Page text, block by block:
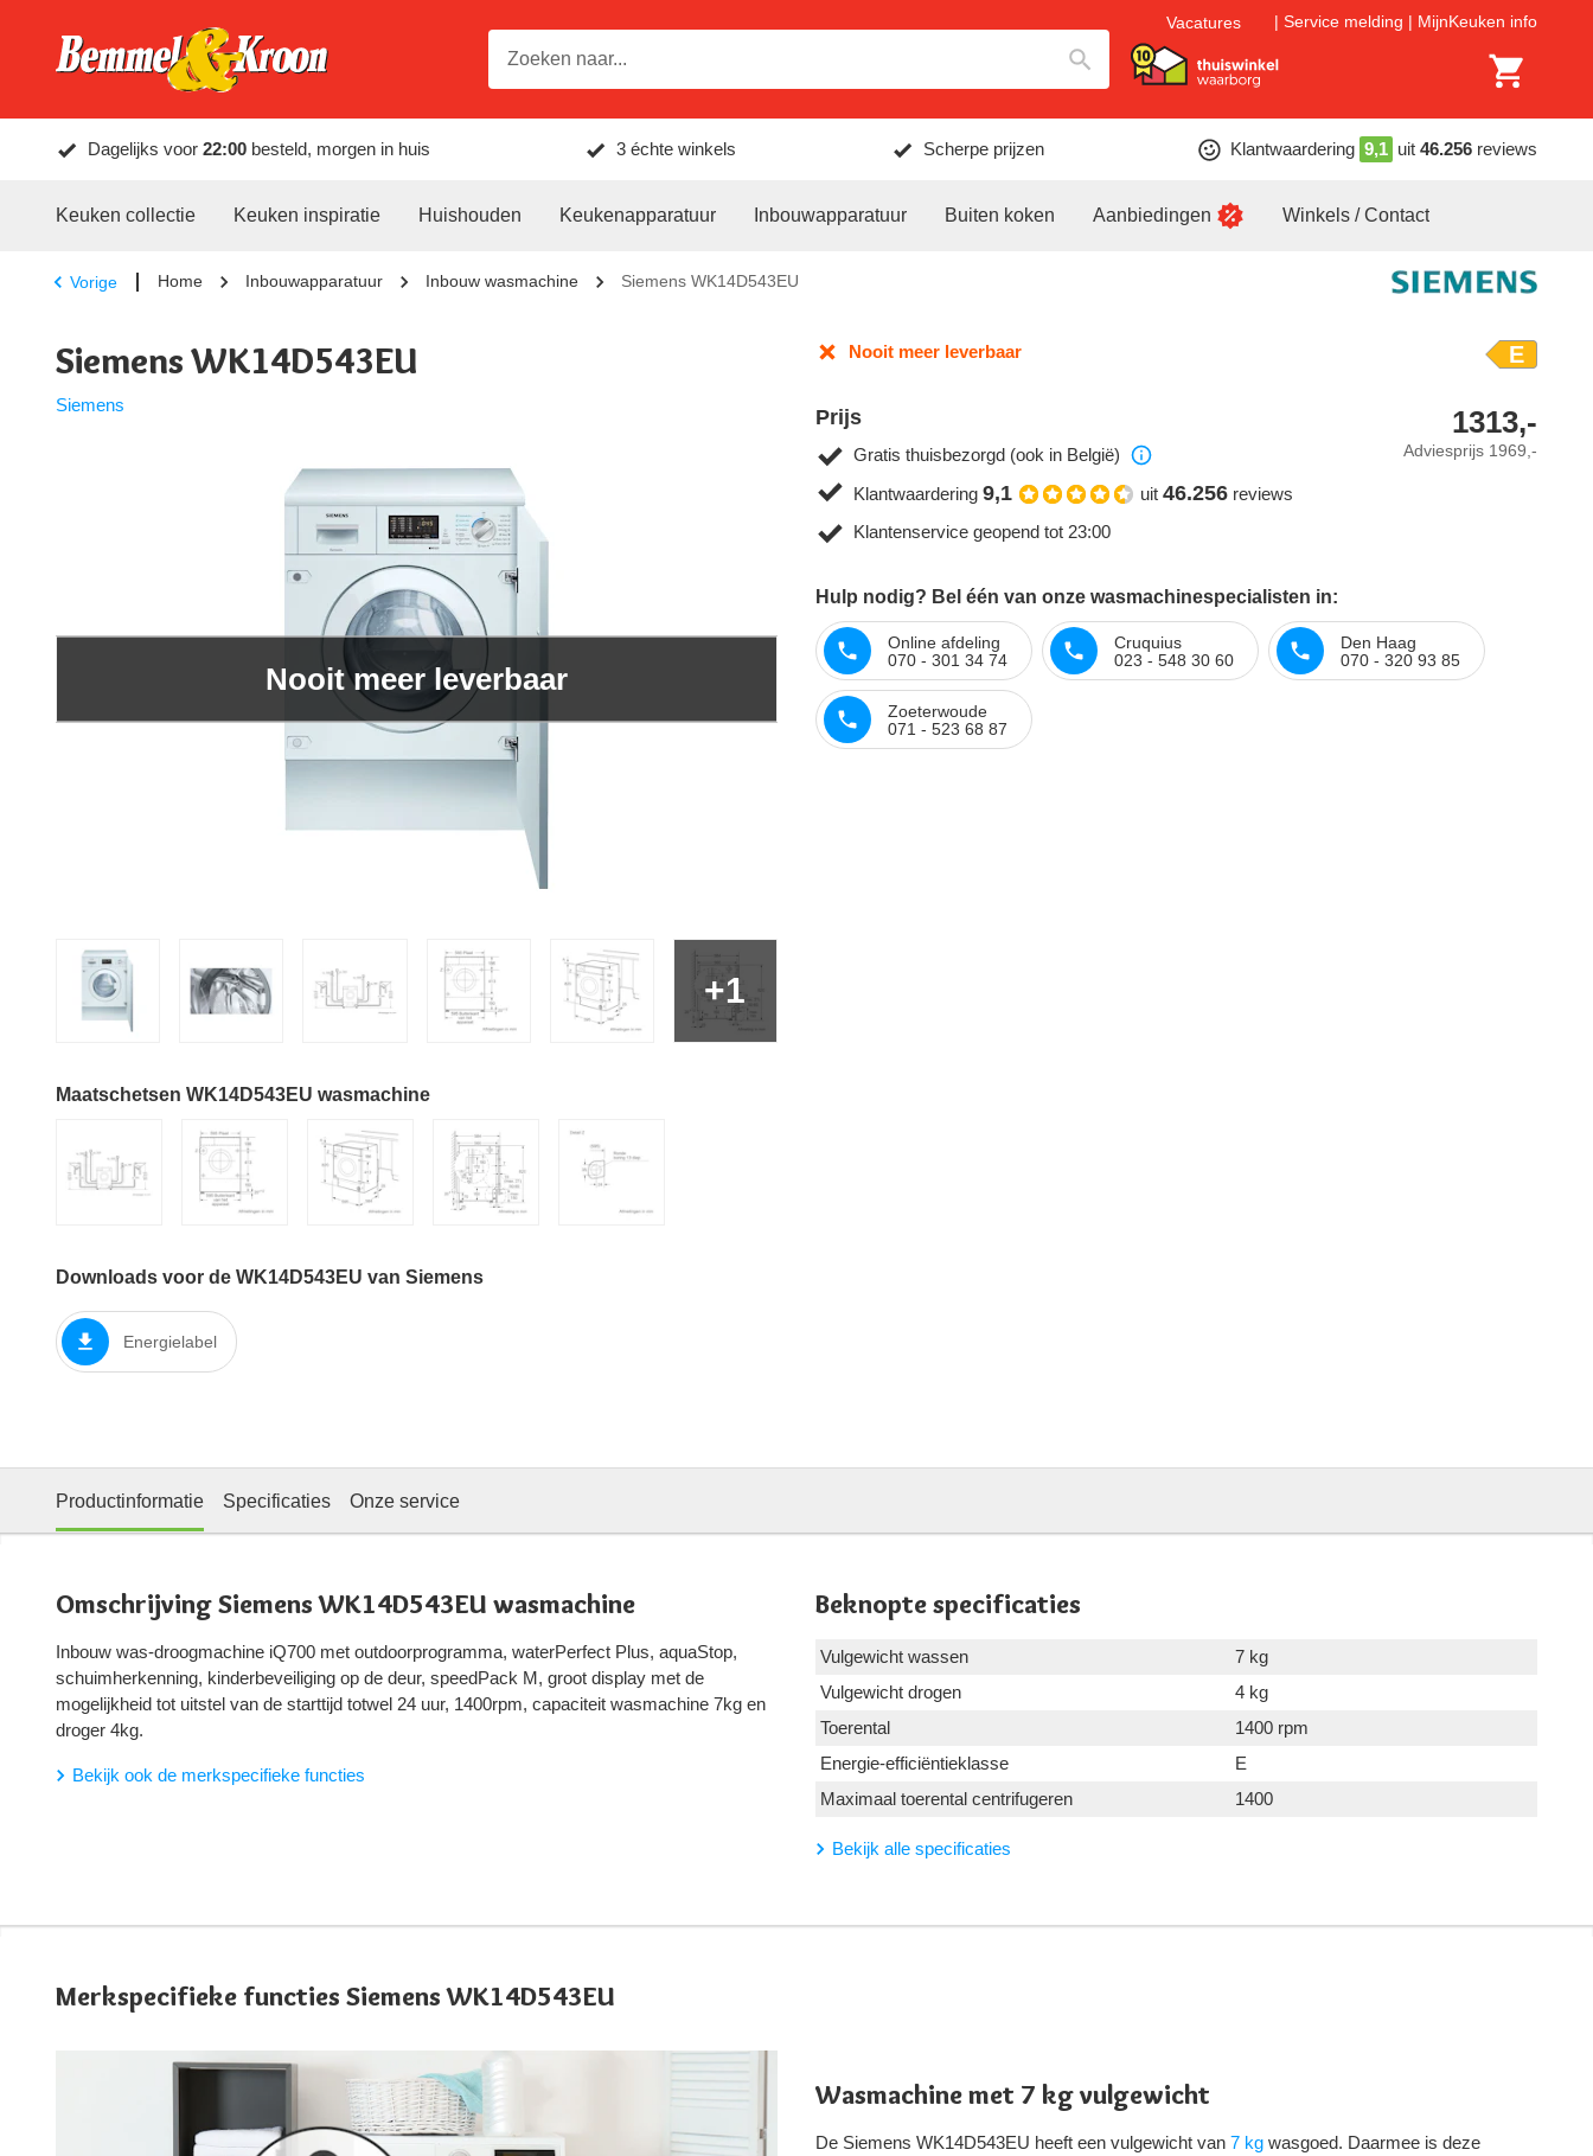
Vacatures Service melding MijnKeuken info
Dagelijks voor 22:00 besteld, morgen in huis 3 échte winkels Scherpe prijzen Klantwaardering 9,1 uit 46.256 reviews
Keuken collectie Keuken inspiratie Huishouden Keukenapparatuur Inbouwapparatuur Buiten koken Aanbiedingen Winkels / Contact
Vorige Home Inbouwapparatuur Inbouw wasmachine Siemens WK14D543EU
Siemens WK14D543EU
Siemens
+1
Nooit meer leverbaar
Maatschetsen WK14D543EU wasmachine
Downloads voor de WK14D543EU van Siemens
Energielabel
Nooit meer leverbaar E
Prijs
Adviesprijs 1969,-
1313,-
Gratis thuisbezorgd (ook in België)
Klantwaardering 9,1 uit 46.256 reviews
Klantenservice geopend tot 23:00
Hulp nodig? Bel één van onze wasmachinespecialisten in:
Online afdeling
070 - 301 34 74
Cruquius
023 - 548 30 60
Den Haag
070 - 320 93 85
Zoeterwoude
071 - 523 68 87
Productinformatie Specificaties Onze service
Omschrijving Siemens WK14D543EU wasmachine
Inbouw was-droogmachine iQ700 met outdoorprogramma, waterPerfect Plus, aquaStop,
schuimherkenning, kinderbeveiliging op de deur, speedPack M, groot display met de
mogelijkheid tot uitstel van de starttijd totwel 24 uur, 1400rpm, capaciteit wasmachine 7kg en
droger 4kg.
Bekijk ook de merkspecifieke functies
Beknopte specificaties
Vulgewicht wassen
7 kg
Vulgewicht drogen
4 kg
Toerental
1400 rpm
Energie-efficiëntieklasse
E
Maximaal toerental centrifugeren
1400
Bekijk alle specificaties
Merkspecifieke functies Siemens WK14D543EU
Wasmachine met 7 kg vulgewicht
De Siemens WK14D543EU heeft een vulgewicht van 7 kg wasgoed. Daarmee is deze